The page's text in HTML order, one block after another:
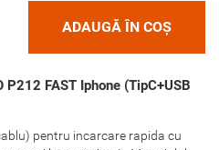
ADAUGĂ ÎN COȘ
FAST Iphone (TipC+USB
pentru incarcare rapida cu